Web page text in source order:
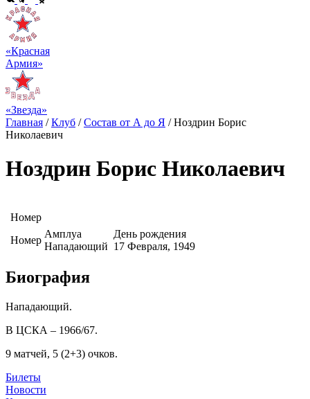
«Красная
Армия»
«Звезда»
Главная /Клуб /Состав от А до Я /Ноздрин Борис
Николаевич
Ноздрин Борис Николаевич
Номер
Номер
Амплуа
Нападающий
День рождения
17 Февраля, 1949
Биография
Нападающий.
В ЦСКА – 1966/67.
9 матчей, 5 (2+3) очков.
Билеты
Новости